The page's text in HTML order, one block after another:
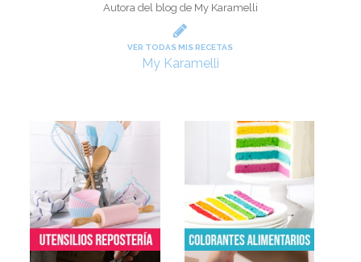
Autora del blog de My Karamelli
VER TODAS MIS RECETAS
My Karamelli